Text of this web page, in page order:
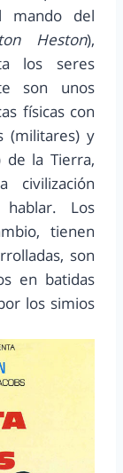
mando del
Heston),
los seres
son unos
físicas con
(militares) y
de la Tierra,
civilización
Los
tienen
son
en batidas
los simios